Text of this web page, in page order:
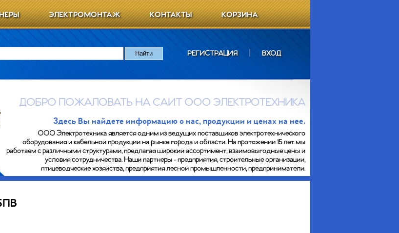
ЭЛЕКТРОМОНТАЖ КОНТАКТЫ КОРЗИНА
РЕГИСТРАЦИЯ ВХОД
ДОБРО ПОЖАЛОВАТЬ НА САЙТ ООО ЭЛЕКТРОТЕХНИКА
Здесь Вы найдете информацию о нас, продукции и ценах на нее.
ООО Электротехника является одним из ведущих поставщиков электротехнического
оборудования и кабельной продукции на рынке города и области. На протяжении 15 лет мы
работаем с различными структурами, предлагая широкий ассортимент, взаимовыгодные цены и
условия сотрудничества. Наши партнеры - предприятия, строительные организации,
птицеводческие хозяйства, предприятия лесной промышленности, предприниматели.